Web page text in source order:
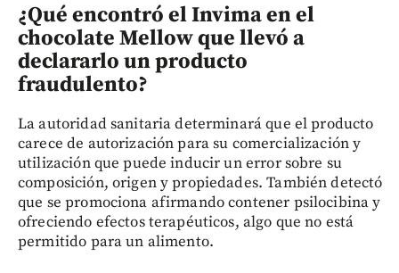
¿Qué encontró el Invima en el
chocolate Mellow que llevó a
declararlo un producto
fraudulento?
La autoridad sanitaria determinará que el producto
carece de autorización para su comercialización y
utilización que puede inducir un error sobre su
composición, origen y propiedades. También detectó
que se promociona afirmando contener psilocibina y
ofreciendo efectos terapéuticos, algo que no está
permitido para un alimento.